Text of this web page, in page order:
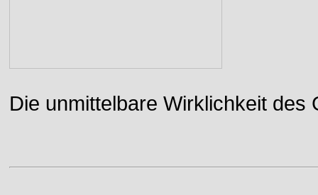
Die unmittelbare Wirklichkeit des